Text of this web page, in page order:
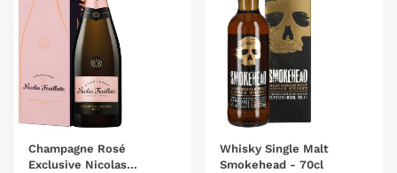
Champagne Rosé
Exclusive Nicolas
Whisky Single Malt
Smokehead - 70cl